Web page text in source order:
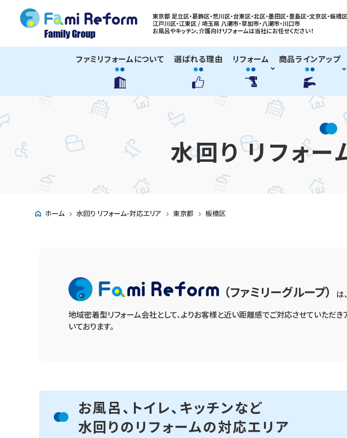
東京都 足立区・葛飾区・荒川区・台東区・北区・墨田区・豊島区・文京区・板橋
江戸川区・江東区 / 埼玉県 八潮市・草加市・八潮市・川口市
お風呂やキッチン、介護向けリフォームは当社にお任せください！
ファミリフォームについて 選ばれる理由 リフォーム 商品ラインアップ
水回り リフォ
ホーム 水回り リフォーム-対応エリア 東京都 板橋区
（ファミリーグループ）
は、
地域密着型リフォーム会社として、よりお客様と近い距離感でご対応させていただ
いております。
お風呂、トイレ、キッチンなど
水回りのリフォームの対応エリア